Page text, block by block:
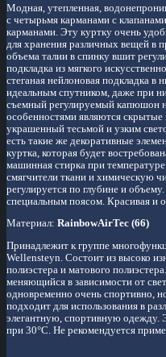
Модная, утепленная,
с четырьмя карманами с
карманами. Эту куртку очень
для хранения различных вещей в
объема талии в спинку вшит
подкладка из мягкого
стеганая нейлоновая подкладка в
идеальным спутником, даже при
съемный регулируемый капюшон
особенностями являются скрытые
украшенный тесьмой и узким
есть такие же декоративные
куртка, которая будет
машинная стирка при
смягчители ткани и химическую
регулируется по глубине и
специальным поясом. Красивая и
Материал: RainbowAirTec (66)
Принадлежит к группе
Wellensteyn. Состоит из высоко
полиэстера и матового
меняющийся в зависимости от
одновременно очень спортивно,
подходит для использования в
элегантную, спортивную одежду.
при 30°С. Не рекомендуется